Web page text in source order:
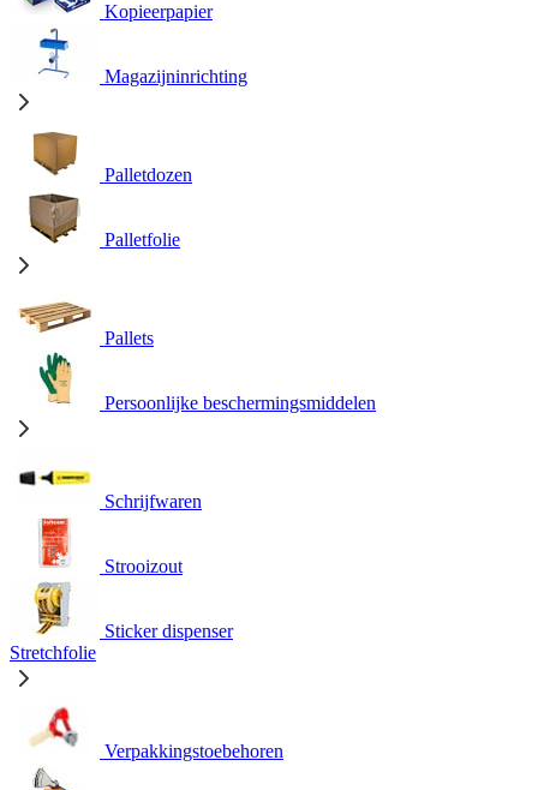
Kopieerpapier
Magazijninrichting
Palletdozen
Palletfolie
Pallets
Persoonlijke beschermingsmiddelen
Schrijfwaren
Strooizout
Sticker dispenser
Stretchfolie
Verpakkingstoebehoren